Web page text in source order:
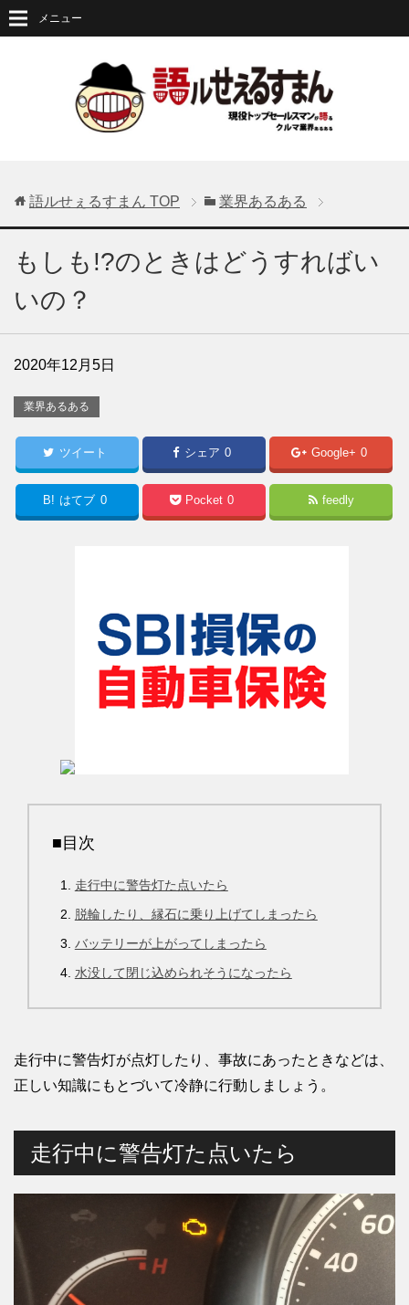
メニュー
語ルせぇるすまん TOP 業界あるある
もしも!?のときはどうすればい
いの？
2020年12月5日
業界あるある
ツイート シェア 0 Google+ 0
B! はてブ 0 Pocket 0 feedly
■目次
走行中に警告灯た点いたら
脱輪したり、縁石に乗り上げてしまったら
バッテリーが上がってしまったら
水没して閉じ込められそうになったら
走行中に警告灯が点灯したり、事故にあったときなどは、
正しい知識にもとづいて冷静に行動しましょう。
走行中に警告灯た点いたら